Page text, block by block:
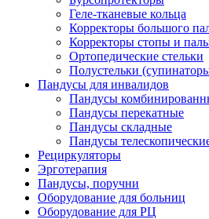
Геле-тканевые кольца
Корректоры большого
Корректоры стопы и
Ортопедические стельки
Полустельки
Пандусы для инвалидов
Пандусы
Пандусы перекатные
Пандусы складные
Пандусы
Рециркуляторы
Эрготерапия
Пандусы, поручни
Оборудование для больниц
Оборудование для РЦ